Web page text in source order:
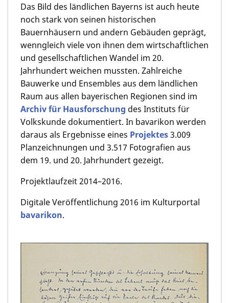
Das Bild des ländlichen Bayerns ist auch heute
noch stark von seinen historischen
Bauernhäusern und andern Gebäuden geprägt,
wenngleich viele von ihnen dem wirtschaftlichen
und gesellschaftlichen Wandel im 20.
Jahrhundert weichen mussten. Zahlreiche
Bauwerke und Ensembles aus dem ländlichen
Raum aus allen bayerischen Regionen sind im
Archiv für Hausforschung des Instituts für
Volkskunde dokumentiert. In bavarikon werden
daraus als Ergebnisse eines Projektes3.009
Planzeichnungen und 3.517 Fotografien aus
dem 19. und 20. Jahrhundert gezeigt.
Projektlaufzeit 2014–2016.
Digitale Veröffentlichung 2016 im Kulturportal
bavarikon.